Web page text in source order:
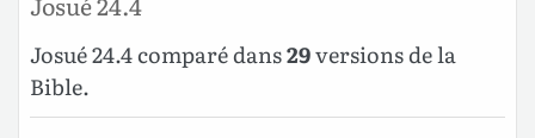
Josué 24.4 comparé dans29versions de la
Bible.